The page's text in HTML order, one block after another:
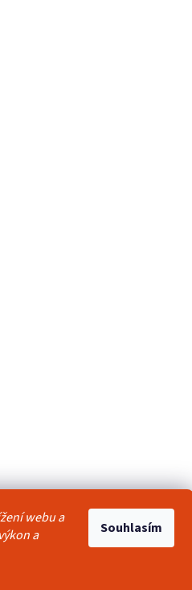
webu a
a
Souhlasím
Pravidla akce 2+1 zdarma